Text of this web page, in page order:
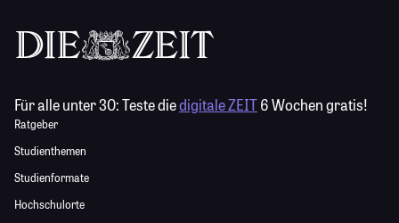
Für alle unter 30:Teste diedigitale ZEIT6 Wochen gratis!
Ratgeber
Studienthemen
Studienformate
Hochschulorte